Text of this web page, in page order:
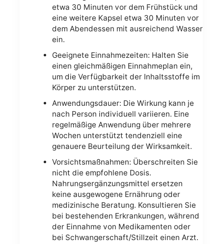
etwa 30 Minuten vor dem Frühstück und
eine weitere Kapsel etwa 30 Minuten vor
dem Abendessen mit ausreichend Wasser
ein.
Geeignete Einnahmezeiten: Halten Sie
einen gleichmäßigen Einnahmeplan ein,
um die Verfügbarkeit der Inhaltsstoffe im
Körper zu unterstützen.
Anwendungsdauer: Die Wirkung kann je
nach Person individuell variieren. Eine
regelmäßige Anwendung über mehrere
Wochen unterstützt tendenziell eine
genauere Beurteilung der Wirksamkeit.
Vorsichtsmaßnahmen: Überschreiten Sie
nicht die empfohlene Dosis.
Nahrungsergänzungsmittel ersetzen
keine ausgewogene Ernährung oder
medizinische Beratung. Konsultieren Sie
bei bestehenden Erkrankungen, während
der Einnahme von Medikamenten oder
bei Schwangerschaft/Stillzeit einen Arzt.